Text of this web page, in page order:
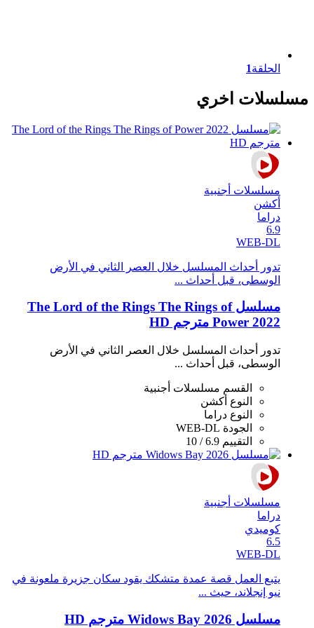
الحلقة1
مسلسلات اخري
مسلسلات أجنبية
أكشن
دراما
6.9
WEB-DL
تدور أحداث المسلسل خلال العصر الثاني في اﻷرض
الوسطى، قبل أحداث ...
مسلسل The Lord of the Rings The Rings of
Power 2022 مترجم HD
تدور أحداث المسلسل خلال العصر الثاني في اﻷرض
الوسطى، قبل أحداث ...
القسم مسلسلات أجنبية
النوع أكشن
النوع دراما
الجودة WEB-DL
التقييم 6.9 / 10
مسلسلات أجنبية
دراما
كوميدي
6.5
WEB-DL
يتبع العمل قصة عمدة متشكك يقود سكان جزيرة ملعونة في
نيو إنجلاند، حيث ...
مسلسل Widows Bay 2026 مترجم HD